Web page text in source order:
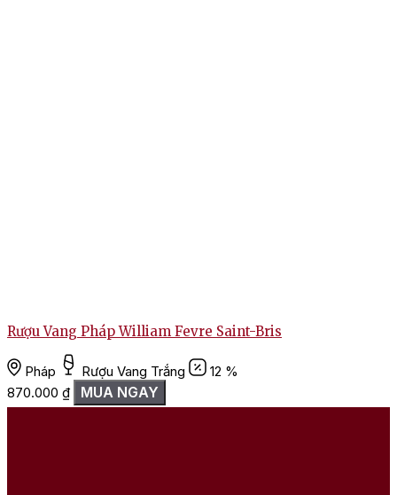
Rượu Vang Pháp William Fevre Saint-Bris
Pháp Rượu Vang Trắng
12 %
870.000 ₫ MUA NGAY